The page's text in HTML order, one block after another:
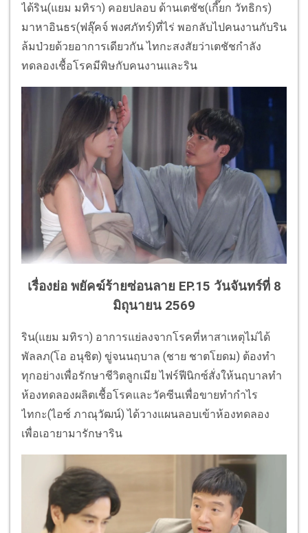
ได้ริน(แยม มทิรา) คอยปลอบ ด้านเตชัช(เกี๊ยก วัทธิกร)
มาหาอินธร(ฟลุ๊คจ์ พงศภัทร์)ที่ไร่ พอกลับไปคนงานกับริน
ล้มป่วยด้วยอาการเดียวกัน ไทกะสงสัยว่าเตชัชกำลัง
ทดลองเชื้อโรคมีพิษกับคนงานและริน
เรื่องย่อ พยัคฆ์ร้ายซ่อนลาย EP.15 วันจันทร์ที่ 8
มิถุนายน 2569
ริน(แยม มทิรา) อาการแย่ลงจากโรคที่หาสาเหตุไม่ได้
พัลลภ(โอ อนุชิต) ขู่จนนฤบาล (ชาย ชาตโยดม) ต้องทำ
ทุกอย่างเพื่อรักษาชีวิตลูกเมีย ไฟร์ฟีนิกซ์สั่งให้นฤบาลทำ
ห้องทดลองผลิตเชื้อโรคและวัคซีนเพื่อขายทำกำไร
ไทกะ(ไอซ์ ภาณุวัฒน์) ได้วางแผนลอบเข้าห้องทดลอง
เพื่อเอายามารักษาริน